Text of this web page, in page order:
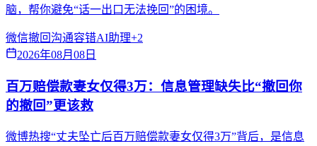
脑，帮你避免“话一出口无法挽回”的困境。
微信撤回沟通容错AI助理+2
2026年08月08日
百万赔偿款妻女仅得3万：信息管理缺失比“撤回你
的撤回”更该救
微博热搜“丈夫坠亡后百万赔偿款妻女仅得3万”背后，是信息